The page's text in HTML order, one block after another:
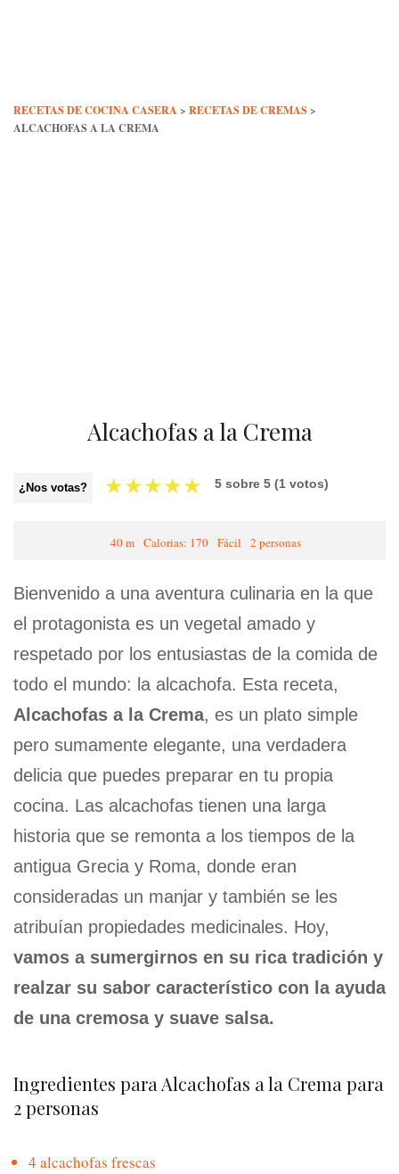
RECETAS DE COCINA CASERA > RECETAS DE CREMAS >
ALCACHOFAS A LA CREMA
Alcachofas a la Crema
¿Nos votas? ★★★★★ 5 sobre 5 (1 votos)
40 m Calorias: 170 Fácil 2 personas
Bienvenido a una aventura culinaria en la que
el protagonista es un vegetal amado y
respetado por los entusiastas de la comida de
todo el mundo: la alcachofa. Esta receta,
Alcachofas a la Crema, es un plato simple
pero sumamente elegante, una verdadera
delicia que puedes preparar en tu propia
cocina. Las alcachofas tienen una larga
historia que se remonta a los tiempos de la
antigua Grecia y Roma, donde eran
consideradas un manjar y también se les
atribuían propiedades medicinales. Hoy,
vamos a sumergirnos en su rica tradición y
realzar su sabor característico con la ayuda
de una cremosa y suave salsa.
Ingredientes para Alcachofas a la Crema para
2 personas
4 alcachofas frescas